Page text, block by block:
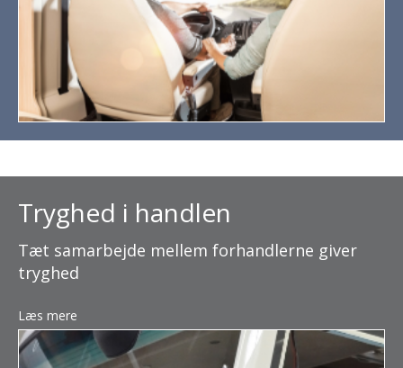
Tryghed i handlen
Tæt samarbejde mellem forhandlerne giver
tryghed
Læs mere